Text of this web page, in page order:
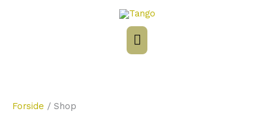
Hovedmenu
Forside / Shop